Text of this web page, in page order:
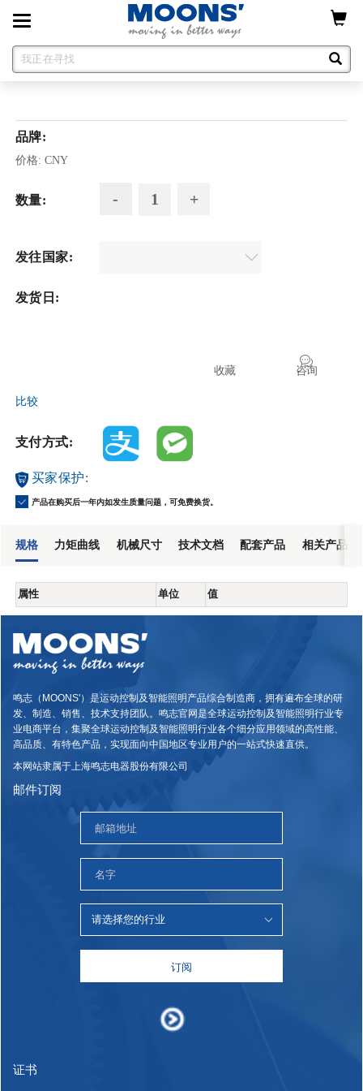
Toggle
navigation
品牌:
价格: CNY
数量:
发往国家:
发货日:
咨询
收藏
比较
支付方式:
买家保护:
产品在购买后一年内如发生质量问题，可免费换货。
规格 力矩曲线 机械尺寸 技术文档 配套产品 相关产品
属性 单位 值
鸣志（MOONS'）是运动控制及智能照明产品综合制造商，拥有遍布全球的研
发、制造、销售、技术支持团队。鸣志官网是全球运动控制及智能照明行业专
业电商平台，集聚全球运动控制及智能照明行业各个细分应用领域的高性能、
高品质、有特色产品，实现面向中国地区专业用户的一站式快速直供。
本网站隶属于上海鸣志电器股份有限公司
邮件订阅
订阅
证书